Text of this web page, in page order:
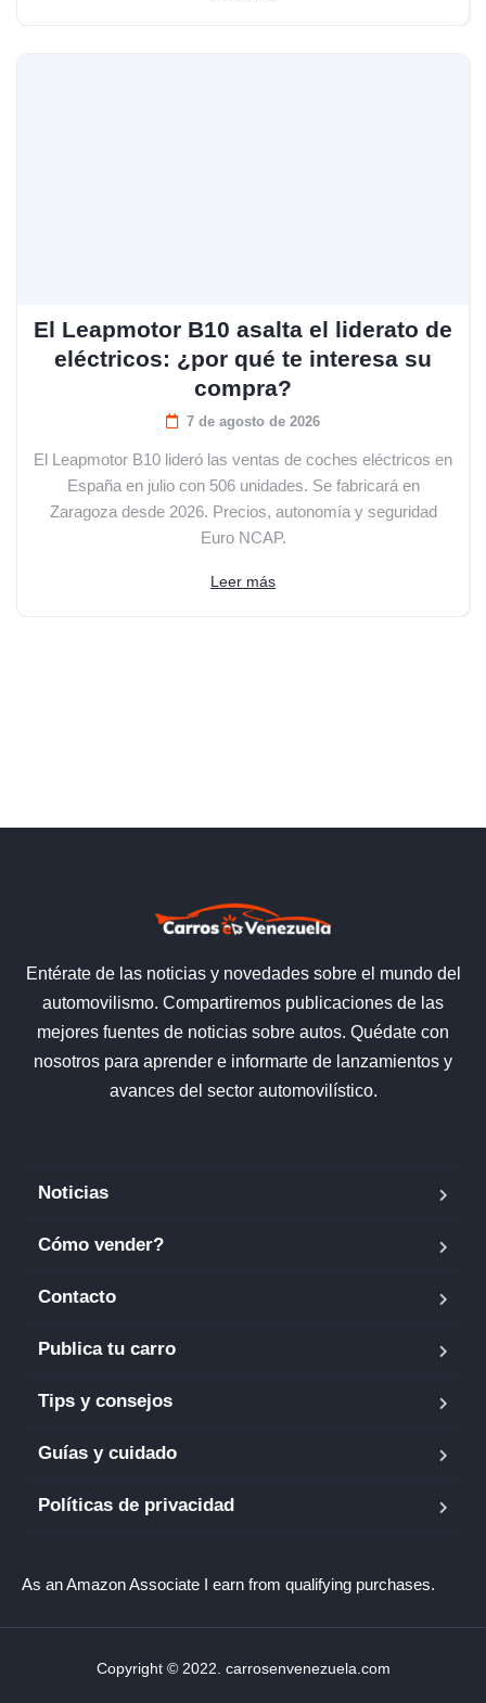
El Leapmotor B10 asalta el liderato de
eléctricos: ¿por qué te interesa su
compra?
7 de agosto de 2026
El Leapmotor B10 lideró las ventas de coches eléctricos en
España en julio con 506 unidades. Se fabricará en
Zaragoza desde 2026. Precios, autonomía y seguridad
Euro NCAP.
Leer más
Entérate de las noticias y novedades sobre el mundo del
automovilismo. Compartiremos publicaciones de las
mejores fuentes de noticias sobre autos. Quédate con
nosotros para aprender e informarte de lanzamientos y
avances del sector automovilístico.
Noticias
Cómo vender?
Contacto
Publica tu carro
Tips y consejos
Guías y cuidado
Políticas de privacidad
As an Amazon Associate I earn from qualifying purchases.
Copyright © 2022. carrosenvenezuela.com